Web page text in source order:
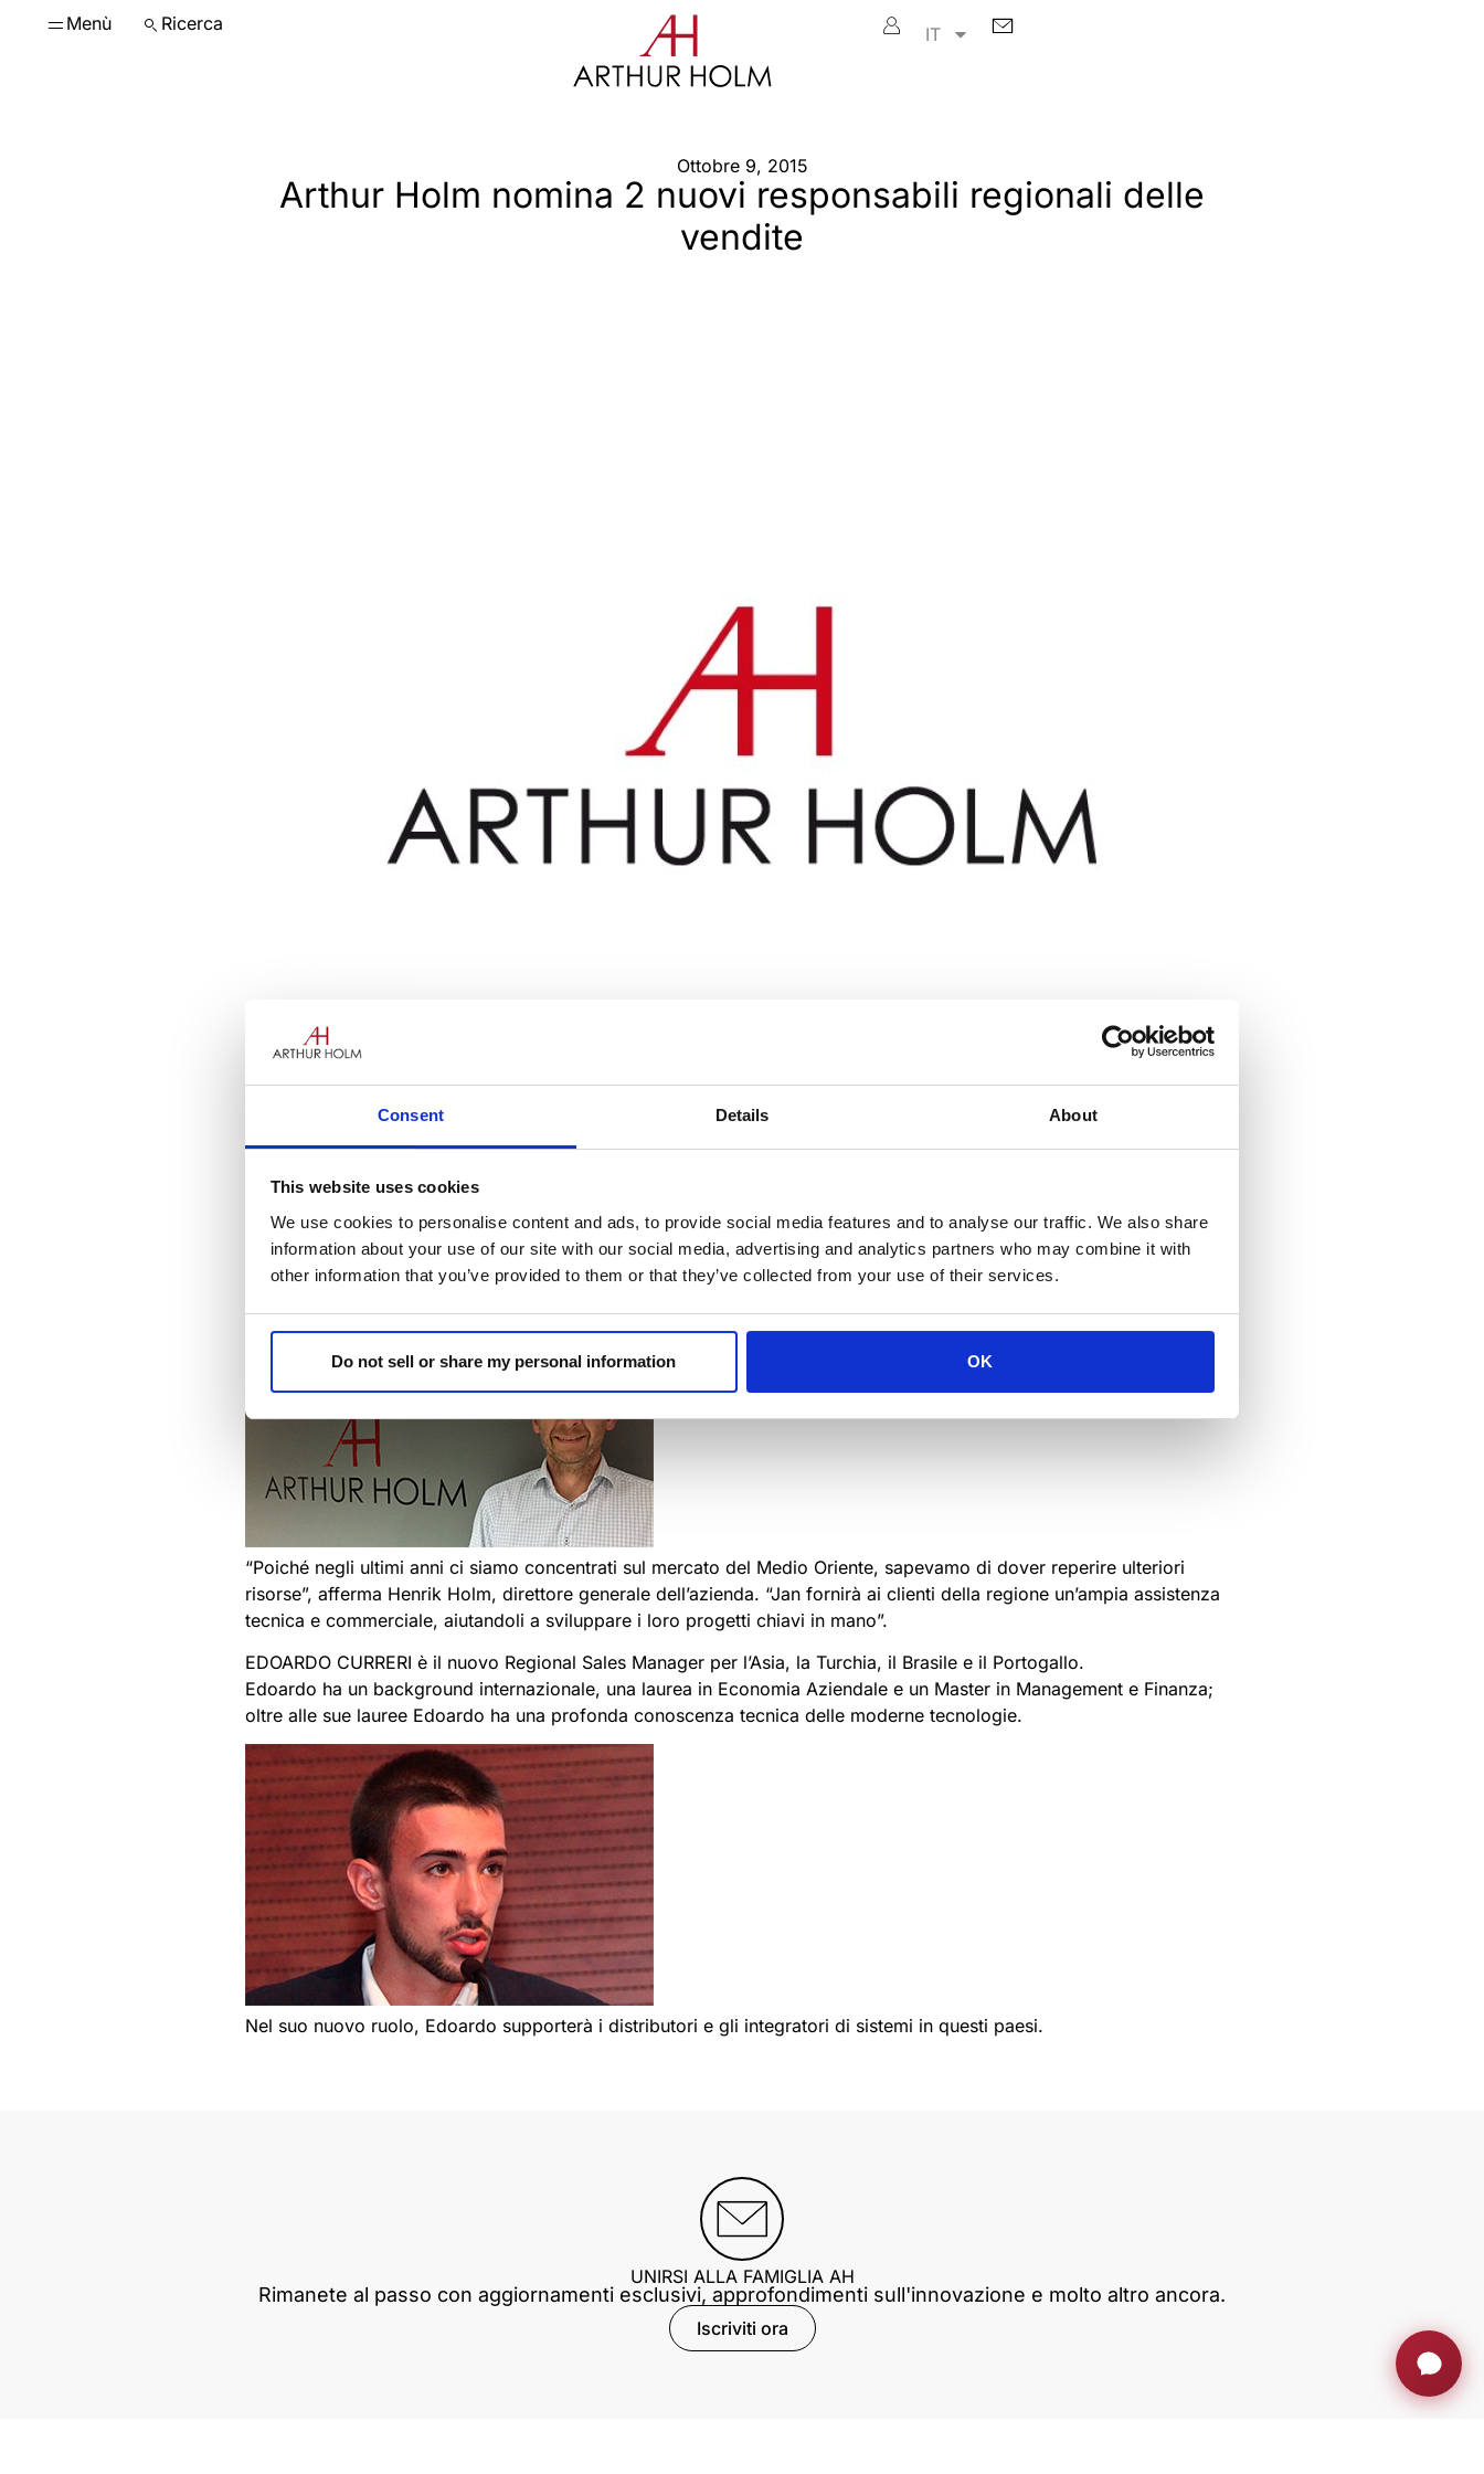
Consent Details About
This website uses cookies
We use cookies to personalise content and ads, to provide social media features and to analyse our traffic. We also share
information about your use of our site with our social media, advertising and analytics partners who may combine it with
other information that you’ve provided to them or that they’ve collected from your use of their services.
Do not sell or share my personal information OK
Menù Ricerca IT
Ottobre 9, 2015
Arthur Holm nomina 2 nuovi responsabili regionali delle
vendite
ARTHUR HOLM è lieta di annunciare la nomina di JAN VILLUMSEN a nuovo Regional Sales Manager, con particolare
attenzione allo sviluppo del business per i mercati del Medio Oriente e della Scandinavia. Jan vanta oltre 20 anni di
esperienza nella vendita e nel marketing B2B internazionale di prodotti di alta gamma e soluzioni di progetto di qualità.
Ha una profonda conoscenza del settore audiovisivo e ha vissuto e lavorato in Medio Oriente negli ultimi 13 anni.
“Poiché negli ultimi anni ci siamo concentrati sul mercato del Medio Oriente, sapevamo di dover reperire ulteriori
risorse”, afferma Henrik Holm, direttore generale dell’azienda. “Jan fornirà ai clienti della regione un’ampia assistenza
tecnica e commerciale, aiutandoli a sviluppare i loro progetti chiavi in mano”.
EDOARDO CURRERI è il nuovo Regional Sales Manager per l’Asia, la Turchia, il Brasile e il Portogallo.
Edoardo ha un background internazionale, una laurea in Economia Aziendale e un Master in Management e Finanza;
oltre alle sue lauree Edoardo ha una profonda conoscenza tecnica delle moderne tecnologie.
Nel suo nuovo ruolo, Edoardo supporterà i distributori e gli integratori di sistemi in questi paesi.
UNIRSI ALLA FAMIGLIA AH
Rimanete al passo con aggiornamenti esclusivi, approfondimenti sull'innovazione e molto altro ancora.
Iscriviti ora